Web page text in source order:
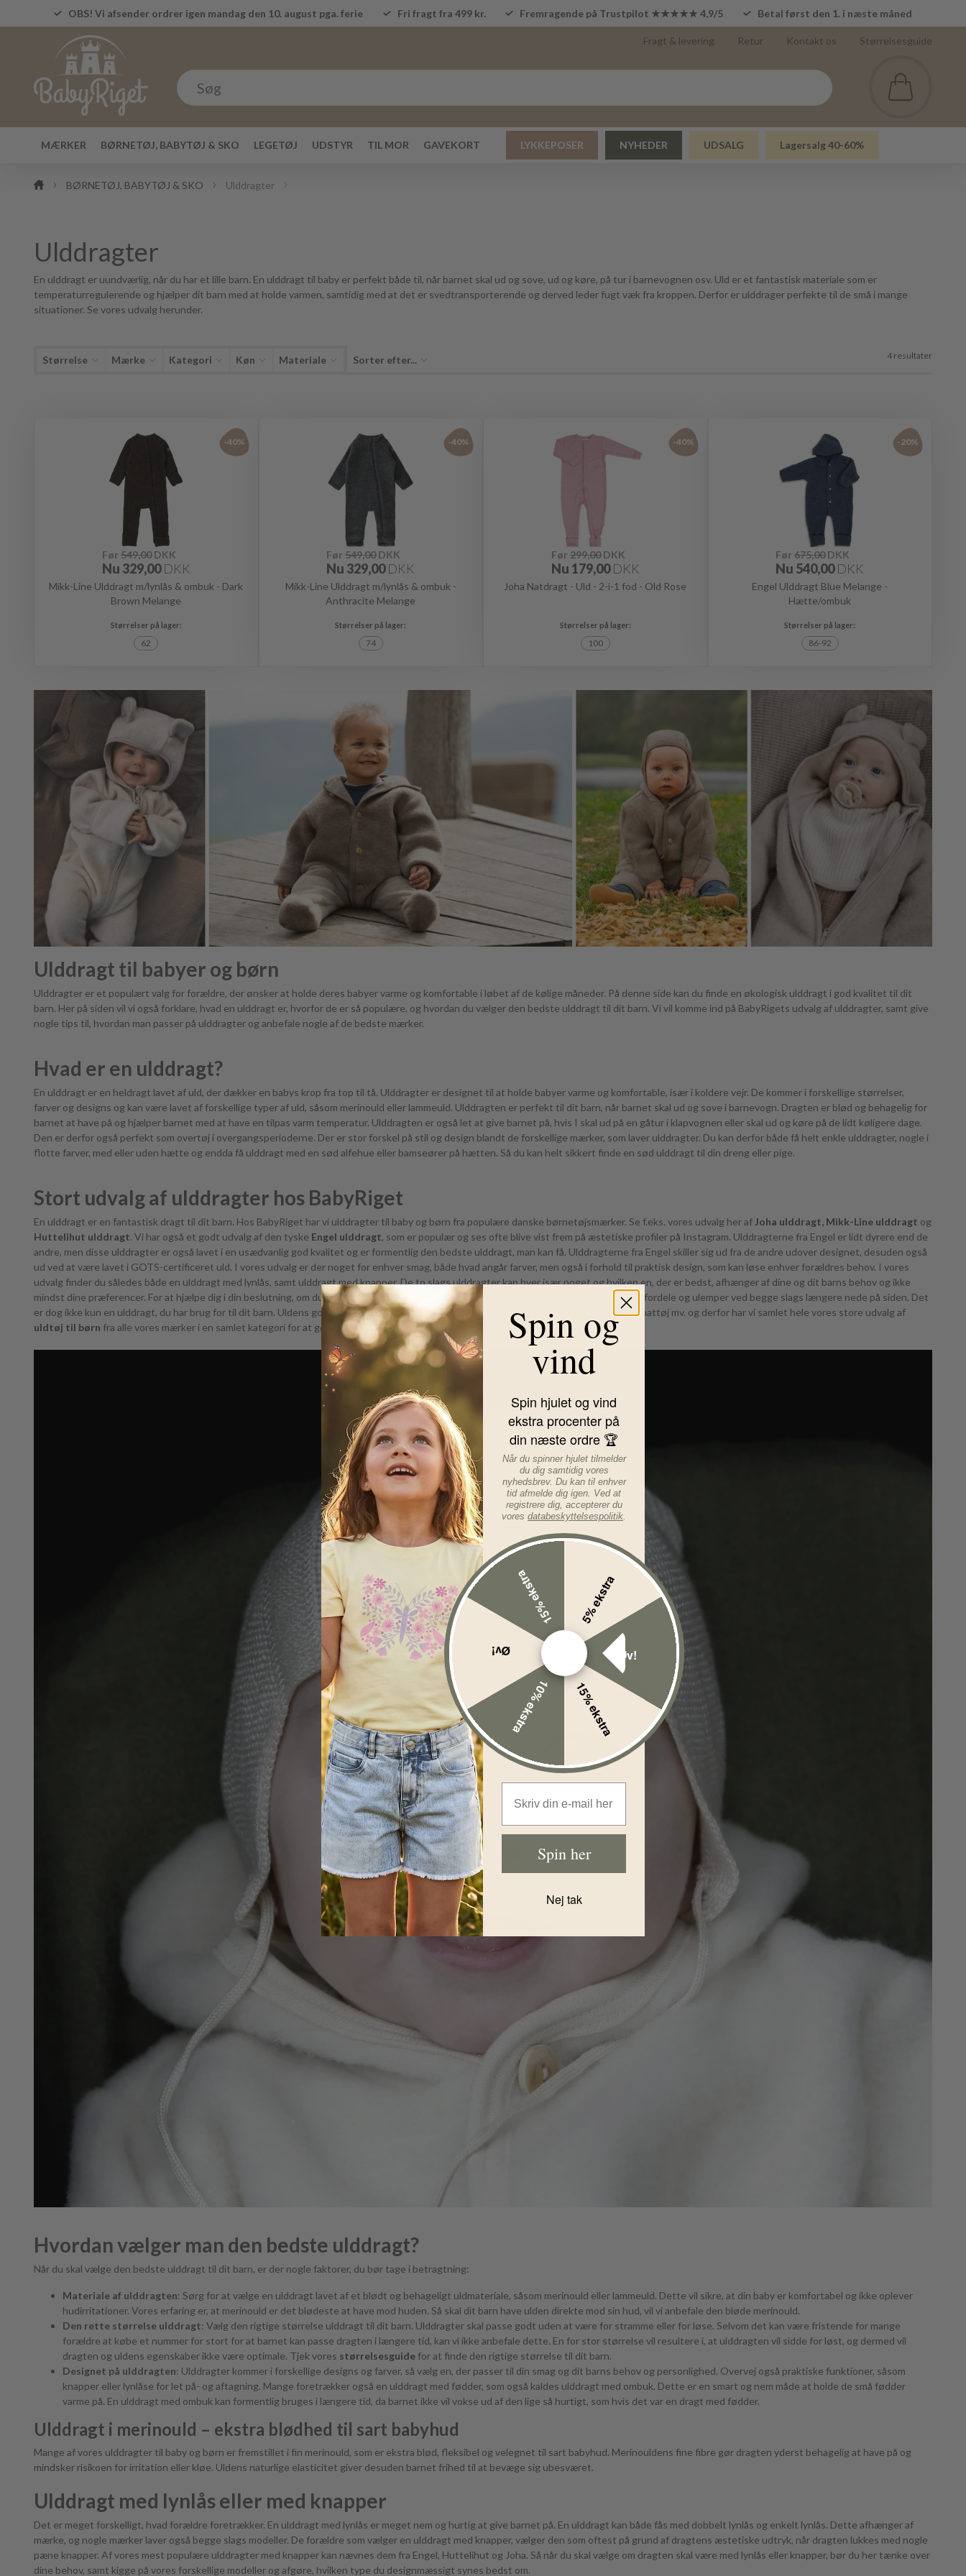
OBS! Vi afsender ordrer igen mandag den 10. august pga. ferie Fri fragt fra 499 kr. Fremragende på Trustpilot ★★★★★ 4,9/5 Betal først den 1. i næste måned
Fragt & levering Retur Kontakt os Størrelsesguide
MÆRKER BØRNETØJ, BABYTØJ & SKO LEGETØJ UDSTYR TIL MOR GAVEKORT LYKKEPOSER NYHEDER UDSALG Lagersalg 40-60%
BØRNETØJ, BABYTØJ & SKO Ulddragter
Ulddragter
En ulddragt er uundværlig, når du har et lille barn. En ulddragt til baby er perfekt både til, når barnet skal ud og sove, ud og køre, på tur i barnevognen osv. Uld er et fantastisk materiale som er
temperaturregulerende og hjælper dit barn med at holde varmen, samtidig med at det er svedtransporterende og derved leder fugt væk fra kroppen. Derfor er ulddrager perfekte til de små i mange
situationer. Se vores udvalg herunder.
4 resultater
-40%
Før 549,00DKK
Nu 329,00 DKK
Mikk-Line Ulddragt m/lynlås & ombuk - Dark
Brown Melange
62
-40%
Før549,00DKK
Nu 329,00 DKK
Mikk-Line Ulddragt m/lynlås & ombuk -
Anthracite Melange
74
-40%
Før 299,00DKK
Nu 179,00 DKK
Joha Natdragt - Uld - 2-i-1 fod - Old Rose
100
-20%
Før675,00DKK
Nu 540,00 DKK
Engel Ulddragt Blue Melange -
Hætte/ombuk
86-92
Ulddragt til babyer og børn
Ulddragter er et populært valg for forældre, der ønsker at holde deres babyer varme og komfortable i løbet af de kølige måneder. På denne side kan du finde en økologisk ulddragt i god kvalitet til dit
barn. Her på siden vil vi også forklare, hvad en ulddragt er, hvorfor de er så populære, og hvordan du vælger den bedste ulddragt til dit barn. Vi vil komme ind på BabyRigets udvalg af ulddragter, samt give
nogle tips til, hvordan man passer på ulddragter og anbefale nogle af de bedste mærker.
Hvad er en ulddragt?
En ulddragt er en heldragt lavet af uld, der dækker en babys krop fra top til tå. Ulddragter er designet til at holde babyer varme og komfortable, især i koldere vejr. De kommer i forskellige størrelser,
farver og designs og kan være lavet af forskellige typer af uld, såsom merinould eller lammeuld. Ulddragten er perfekt til dit barn, når barnet skal ud og sove i barnevogn. Dragten er blød og behagelig for
barnet at have på og hjælper barnet med at have en tilpas varm temperatur. Ulddragten er også let at give barnet på, hvis I skal ud på en gåtur i klapvognen eller skal ud og køre på de lidt køligere dage.
Den er derfor også perfekt som overtøj i overgangsperioderne. Der er stor forskel på stil og design blandt de forskellige mærker, som laver ulddragter. Du kan derfor både få helt enkle ulddragter, nogle i
flotte farver, med eller uden hætte og endda få ulddragt med en sød alfehue eller bamseører på hætten. Så du kan helt sikkert finde en sød ulddragt til din dreng eller pige.
Stort udvalg af ulddragter hos BabyRiget
En ulddragt er en fantastisk dragt til dit barn. Hos BabyRiget har vi ulddragter til baby og børn fra populære danske børnetøjsmærker. Se f.eks. vores udvalg her af Joha ulddragt, Mikk-Line ulddragt og
Huttelihut ulddragt. Vi har også et godt udvalg af den tyske Engel ulddragt, som er populær og ses ofte blive vist frem på æstetiske profiler på Instagram. Ulddragterne fra Engel er lidt dyrere end de
andre, men disse ulddragter er også lavet i en usædvanlig god kvalitet og er formentlig den bedste ulddragt, man kan få. Ulddragterne fra Engel skiller sig ud fra de andre udover designet, desuden også
ud ved at være lavet i GOTS-certificeret uld. I vores udvalg er der noget for enhver smag, både hvad angår farver, men også i forhold til praktisk design, som kan løse enhver forældres behov. I vores
udvalg finder du således både en ulddragt med lynlås, samt ulddragt med knapper. De to slags ulddragter kan hver især noget og hvilken en, der er bedst, afhænger af dine og dit barns behov og ikke
mindst dine præferencer. For at hjælpe dig i din beslutning, om du skal vælge en ulddragt med lynlås eller med knapper, vil vi komme ind på fordele og ulemper ved begge slags længere nede på siden. Det
er dog ikke kun en ulddragt, du har brug for til dit barn. Uldens gode egenskaber kan du også drage nytte af i tøj som natdragter, bodyer, nattøj mv. og derfor har vi samlet hele vores store udvalg af
uldtøj til børn fra alle vores mærker i en samlet kategori for at gøre det nemt og overskueligt.
Hvordan vælger man den bedste ulddragt?
Når du skal vælge den bedste ulddragt til dit barn, er der nogle faktorer, du bør tage i betragtning:
Materiale af ulddragten: Sørg for at vælge en ulddragt lavet af et blødt og behageligt uldmateriale, såsom merinould eller lammeuld. Dette vil sikre, at din baby er komfortabel og ikke oplever
hudirritationer. Vores erfaring er, at merinould er det blødeste at have mod huden. Så skal dit barn have ulden direkte mod sin hud, vil vi anbefale den bløde merinould.
Den rette størrelse ulddragt: Vælg den rigtige størrelse ulddragt til dit barn. Ulddragter skal passe godt uden at være for stramme eller for løse. Selvom det kan være fristende for mange
forældre at købe et nummer for stort for at barnet kan passe dragten i længere tid, kan vi ikke anbefale dette. En for stor størrelse vil resultere i, at ulddragten vil sidde for løst, og dermed vil
dragten og uldens egenskaber ikke være optimale. Tjek vores størrelsesguide for at finde den rigtige størrelse til dit barn.
Designet på ulddragten: Ulddragter kommer i forskellige designs og farver, så vælg en, der passer til din smag og dit barns behov og personlighed. Overvej også praktiske funktioner, såsom
knapper eller lynlåse for let på- og aftagning. Mange foretrækker også en ulddragt med fødder, som også kaldes ulddragt med ombuk. Dette er en smart og nem måde at holde de små fødder
varme på. En ulddragt med ombuk kan formentlig bruges i længere tid, da barnet ikke vil vokse ud af den lige så hurtigt, som hvis det var en dragt med fødder.
Ulddragt i merinould – ekstra blødhed til sart babyhud
Mange af vores ulddragter til baby og børn er fremstillet i fin merinould, som er ekstra blød, fleksibel og velegnet til sart babyhud. Merinouldens fine fibre gør dragten yderst behagelig at have på og
mindsker risikoen for irritation eller kløe. Uldens naturlige elasticitet giver desuden barnet frihed til at bevæge sig ubesværet.
Ulddragt med lynlås eller med knapper
Det er meget forskelligt, hvad forældre foretrækker. En ulddragt med lynlås er meget nem og hurtig at give barnet på. En ulddragt kan både fås med dobbelt lynlås og enkelt lynlås. Dette afhænger af
mærke, og nogle mærker laver også begge slags modeller. De forældre som vælger en ulddragt med knapper, vælger den som oftest på grund af dragtens æstetiske udtryk, når dragten lukkes med nogle
pæne knapper. Af vores mest populære ulddragter med knapper kan nævnes dem fra Engel, Huttelihut og Joha. Så når du skal vælge om dragten skal være med lynlås eller knapper, bør du her tænke over
dine behov, samt kigge på vores forskellige modeller og afgøre, hvilken type du designmæssigt synes bedst om.
Størrelse Mærke Kategori Køn Materiale Sorter efter...
Spin og
vind
Spin hjulet og vind
ekstra procenter på
din næste ordre 🏆
Når du spinner hjulet tilmelder
du dig samtidig vores
nyhedsbrev. Du kan til enhver
tid afmelde dig igen. Ved at
registrere dig, accepterer du
vores databeskyttelsespolitik
5% ekstra
Øv!
15% ekstra
10% ekstra
Øv!
15% ekstra
Spin her
Nej tak